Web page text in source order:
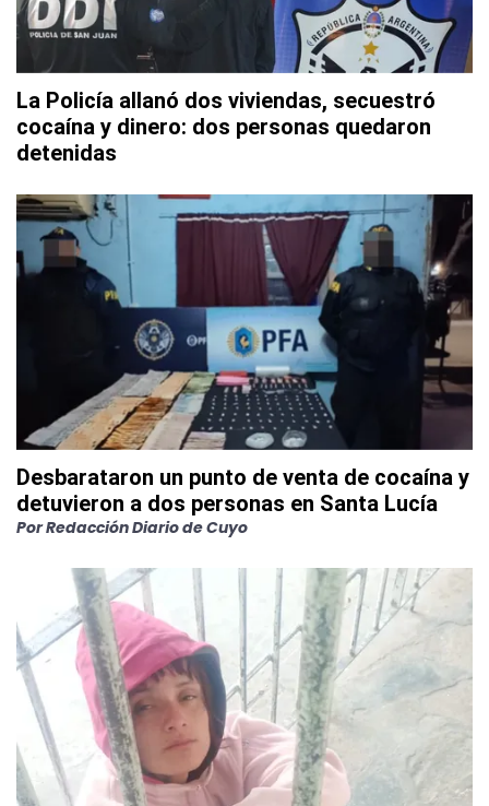
La Policía allanó dos viviendas, secuestró
cocaína y dinero: dos personas quedaron
detenidas
Desbarataron un punto de venta de cocaína y
detuvieron a dos personas en Santa Lucía
PorRedacción Diario de Cuyo